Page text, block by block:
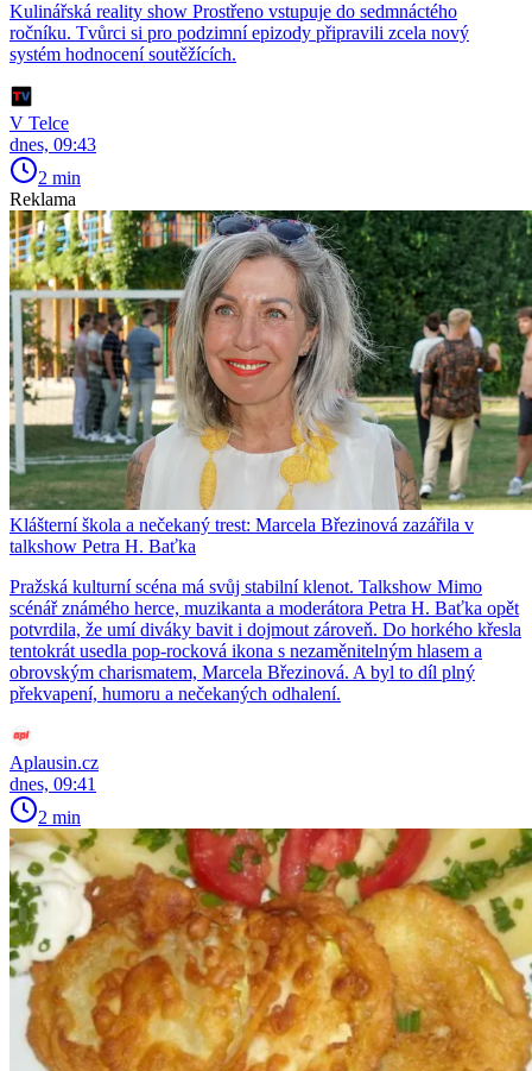
Kulinářská reality show Prostřeno vstupuje do sedmnáctého
ročníku. Tvůrci si pro podzimní epizody připravili zcela nový
systém hodnocení soutěžících.
V Telce
dnes, 09:43
2 min
Reklama
Klášterní škola a nečekaný trest: Marcela Březinová zazářila v
talkshow Petra H. Baťka
Pražská kulturní scéna má svůj stabilní klenot. Talkshow Mimo
scénář známého herce, muzikanta a moderátora Petra H. Baťka opět
potvrdila, že umí diváky bavit i dojmout zároveň. Do horkého křesla
tentokrát usedla pop-rocková ikona s nezaměnitelným hlasem a
obrovským charismatem, Marcela Březinová. A byl to díl plný
překvapení, humoru a nečekaných odhalení.
Aplausin.cz
dnes, 09:41
2 min